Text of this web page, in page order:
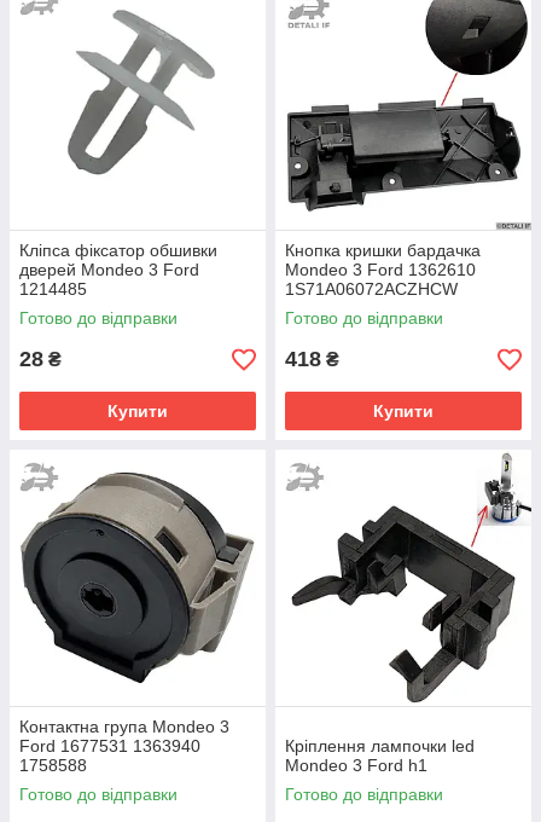
Кліпса фіксатор обшивки
дверей Mondeo 3 Ford
1214485
Готово до відправки
28 ₴
Купити
Кнопка кришки бардачка
Mondeo 3 Ford 1362610
1S71A06072ACZHCW
Готово до відправки
418 ₴
Купити
Контактна група Mondeo 3
Ford 1677531 1363940
1758588
Готово до відправки
Кріплення лампочки led
Mondeo 3 Ford h1
Готово до відправки